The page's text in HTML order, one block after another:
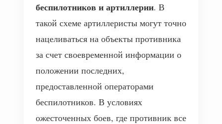
беспилотников и артиллерии. В
такой схеме артиллеристы могут точно
нацеливаться на объекты противника
за счет своевременной информации о
положении последних,
предоставленной операторами
беспилотников. В условиях
ожесточенных боев, где противник все